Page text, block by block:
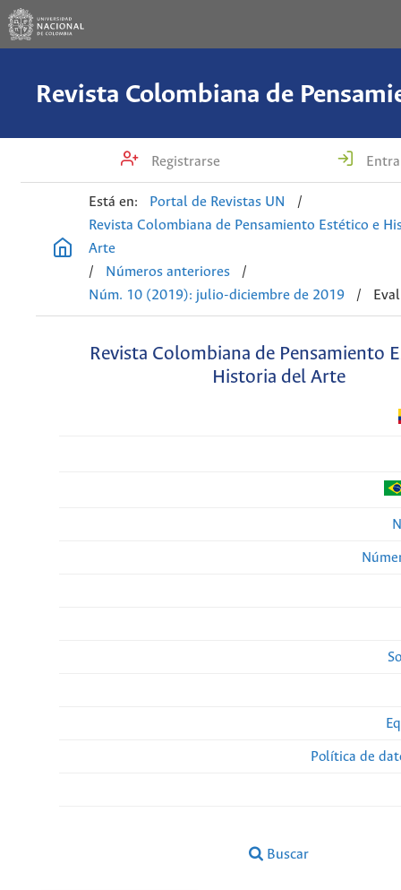
Registrarse
Está en: Portal de Revistas UN
/
Revista Colombiana de Pensamiento Estético e
Arte
/
Números anteriores
/
Núm. 10 (2019): julio-diciembre de 2019
/
Revista Colombiana de Pensamiento
Historia del Arte
Política de
Buscar